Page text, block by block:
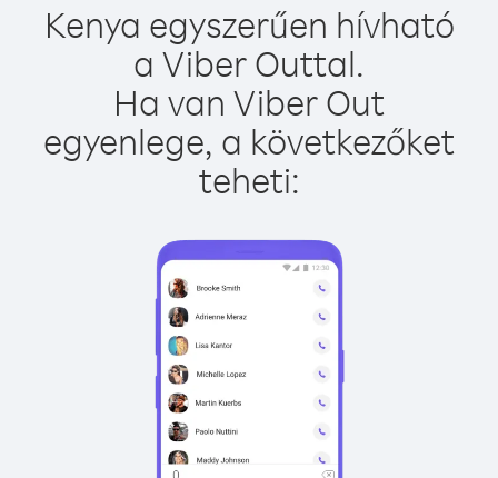
Kenya egyszerűen hívható
a Viber Outtal.
Ha van Viber Out
egyenlege, a következőket
teheti: